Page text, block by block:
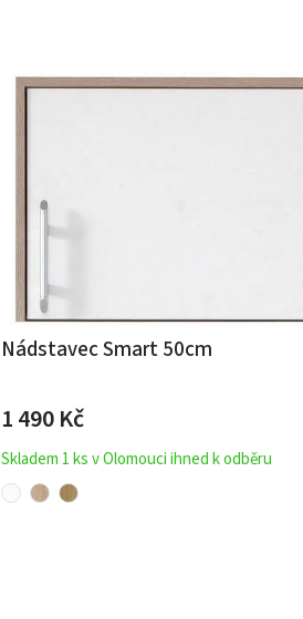
Nádstavec Smart 50cm
1 490 Kč
Skladem 1 ks v Olomouci ihned k odběru